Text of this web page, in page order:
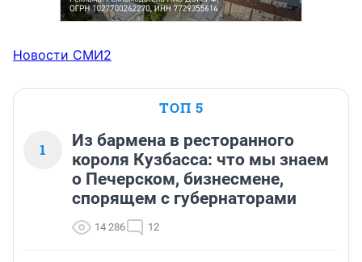
Новости СМИ2
ТОП 5
1
Из бармена в ресторанного
короля Кузбасса: что мы знаем
о Печерском, бизнесмене,
спорящем с губернаторами
14 286 12